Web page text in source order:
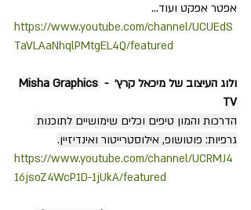
אפטר אפקט ועוד...
https://www.youtube.com/channel/UCUEdS
TaVLAaNhqlPMtgEL4Q/featured
ולוג העיצוב של מיכאל קרץ׳  - Misha Graphics
TV
הדרכות והמון טיפים וכלים שימושיים לתוכנות
גרפיות: פוטושופ, אילוסטרייטור ואינדיזיין.
https://www.youtube.com/channel/UCRMJ4
16jsoZ4WcP1D-1jUkA/featured